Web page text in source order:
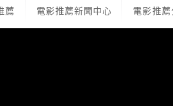
薦 電影推薦新聞中心 電影推